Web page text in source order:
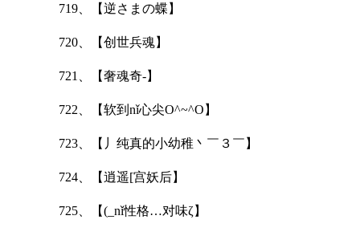
719、【逆さまの蝶】
720、【创世兵魂】
721、【奢魂奇-】
722、【软到nǐ心尖O^~^O】
723、【丿纯真的小幼稚丶￣３￣】
724、【逍遥[宫妖后】
725、【(_nǐ性格…对味ζ】